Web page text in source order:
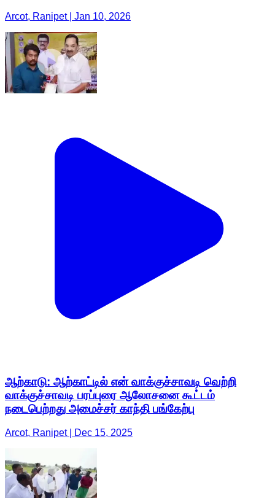
Arcot, Ranipet | Jan 10, 2026
ஆற்காடு: ஆற்காட்டில் என் வாக்குச்சாவடி வெற்றி
வாக்குச்சாவடி பரப்புரை ஆலோசனை கூட்டம்
நடைபெற்றது அமைச்சர் காந்தி பங்கேற்பு
Arcot, Ranipet | Dec 15, 2025